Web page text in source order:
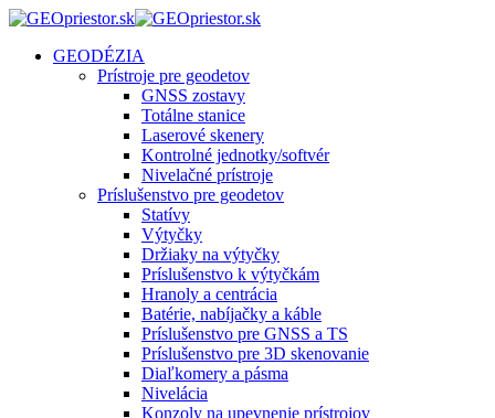
GEODÉZIA
Prístroje pre geodetov
GNSS zostavy
Totálne stanice
Laserové skenery
Kontrolné jednotky/softvér
Nivelačné prístroje
Príslušenstvo pre geodetov
Statívy
Výtyčky
Držiaky na výtyčky
Príslušenstvo k výtyčkám
Hranoly a centrácia
Batérie, nabíjačky a káble
Príslušenstvo pre GNSS a TS
Príslušenstvo pre 3D skenovanie
Diaľkomery a pásma
Nivelácia
Konzoly na upevnenie prístrojov